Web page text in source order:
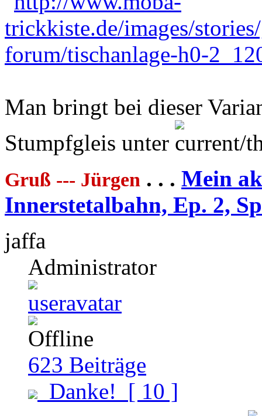
Man bringt bei dieser
Stumpfgleis unter
Gruß --- Jürgen . . . Mein
Innerstetalbahn, Ep. 2,
jaffa
Administrator
623 Beiträge
Danke! [ 10 ]